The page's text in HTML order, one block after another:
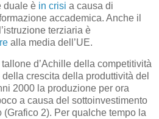
duale è in crisi a causa di
accademica. Anche il
terziaria è
alla media dell’UE.
d’Achille della competitività
crescita della produttività del
2000 la produzione per ora
a causa del sottoinvestimento
2). Per qualche tempo la